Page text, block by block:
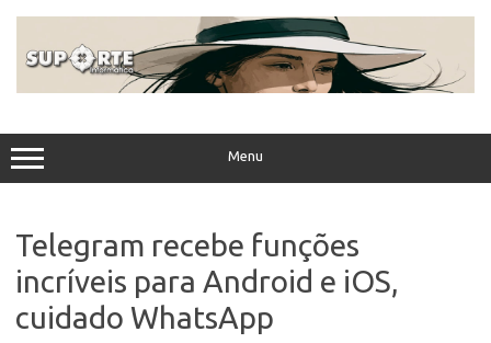
Menu
Telegram recebe funções
incríveis para Android e iOS,
cuidado WhatsApp